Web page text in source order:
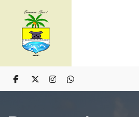
content
Search
for: